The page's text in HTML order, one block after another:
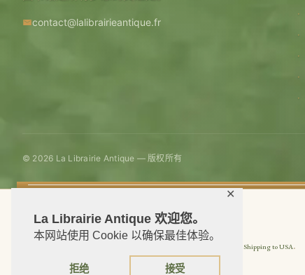
La Librairie Antique 欢迎您。
本网站使用 Cookie 以确保最佳体验。
拒绝 接受
✕
contact@lalibrairieantique.fr
© 2026 La Librairie Antique — 版权所有
Shipping to USA